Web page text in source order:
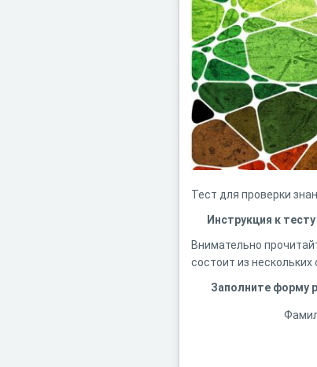
Тест для проверки
Инструкция к тесту
Внимательно
состоит из
Заполните форму